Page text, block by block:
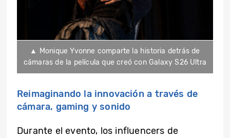
▲ Monique Yvonne comparte la historia detrás de
cámaras de la película que creó con Galaxy S26 Ultra
Reimaginando la innovación a través de
cámara, gaming y sonido
Durante el evento, los influencers de